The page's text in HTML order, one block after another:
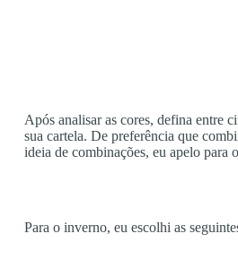
Após analisar as cores, defina entre
sua cartela. De preferência que
ideia de combinações, eu apelo para
Para o inverno, eu escolhi as